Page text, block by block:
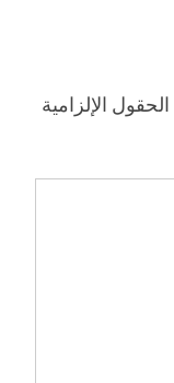
الحقول الإلزامية